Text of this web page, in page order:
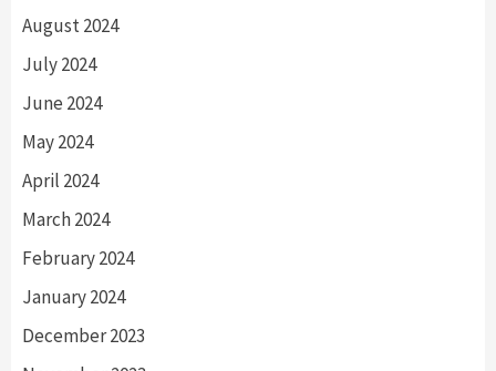
August 2024
July 2024
June 2024
May 2024
April 2024
March 2024
February 2024
January 2024
December 2023